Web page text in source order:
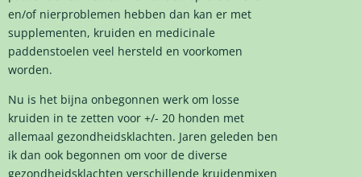
en/of nierproblemen hebben dan kan er met
supplementen, kruiden en medicinale
paddenstoelen veel hersteld en voorkomen
worden.
Nu is het bijna onbegonnen werk om losse
kruiden in te zetten voor +/- 20 honden met
allemaal gezondheidsklachten. Jaren geleden ben
ik dan ook begonnen om voor de diverse
gezondheidsklachten verschillende kruidenmixen